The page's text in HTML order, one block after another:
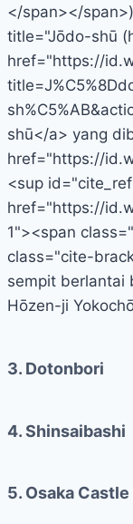
</span></
title="Jōdo-shū
href="https://
shū</a> yang
href="https://
<sup
href="https://
1"><span
class="cite-
sempit berlantai
Hōzen-ji
3. Dotonbori
4. Shinsaibashi
5. Osaka Castle